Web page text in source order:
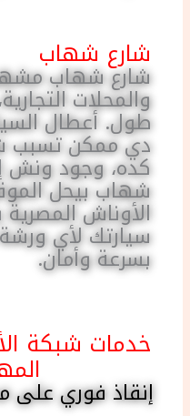
شارع شهاب
شارع شهاب
والمحلات
طول. أعطال
دي ممكن تسبب
كده، وجود ونش
شهاب بيحل
الأوناش
سيارتك لأي
بسرعة وأمان.
خدمات شبكة
إنقاذ فوري على مدار ٢٤